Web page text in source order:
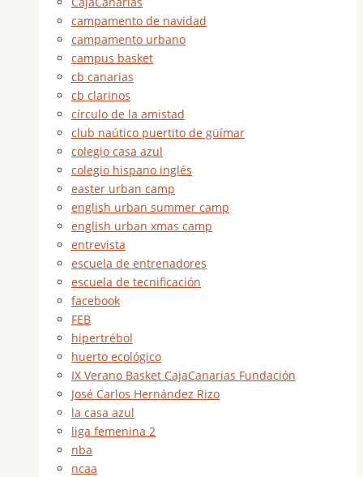
campamento de navidad
campamento urbano
campus basket
cb canarias
cb clarinos
círculo de la amistad
club naútico puertito de güímar
colegio casa azul
colegio hispano inglés
easter urban camp
english urban summer camp
english urban xmas camp
entrevista
escuela de entrenadores
escuela de tecnificación
facebook
FEB
hipertrébol
huerto ecológico
IX Verano Basket CajaCanarias Fundación
José Carlos Hernández Rizo
la casa azul
liga femenina 2
nba
ncaa